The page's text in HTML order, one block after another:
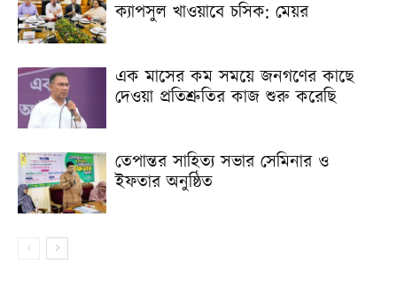
ক্যাপসুল খাওয়াবে চসিক: মেয়র
এক মাসের কম সময়ে জনগণের কাছে
দেওয়া প্রতিশ্রুতির কাজ শুরু করেছি
তেপান্তর সাহিত্য সভার সেমিনার ও
ইফতার অনুষ্ঠিত